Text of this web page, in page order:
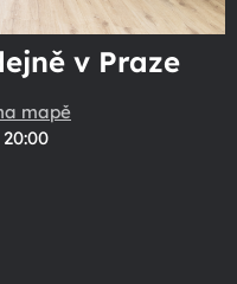
v Praze
mapě